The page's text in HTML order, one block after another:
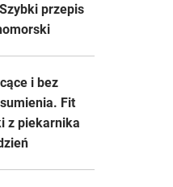
przepis
i bez
Fit
z piekarnika